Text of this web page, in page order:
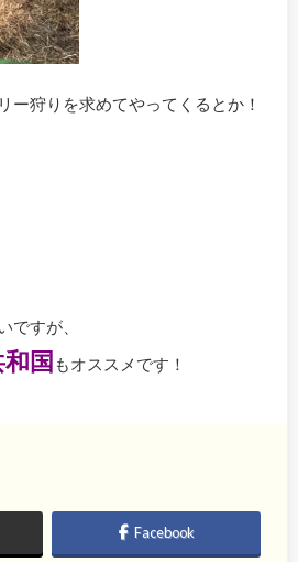
ー狩りを求めてやってくるとか！
ですが、
国 もオススメです！
Facebook